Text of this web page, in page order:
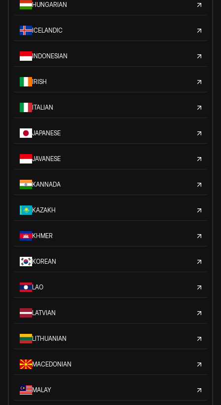
HUNGARIAN
ICELANDIC
INDONESIAN
IRISH
ITALIAN
JAPANESE
JAVANESE
KANNADA
KAZAKH
KHMER
KOREAN
LAO
LATVIAN
LITHUANIAN
MACEDONIAN
MALAY